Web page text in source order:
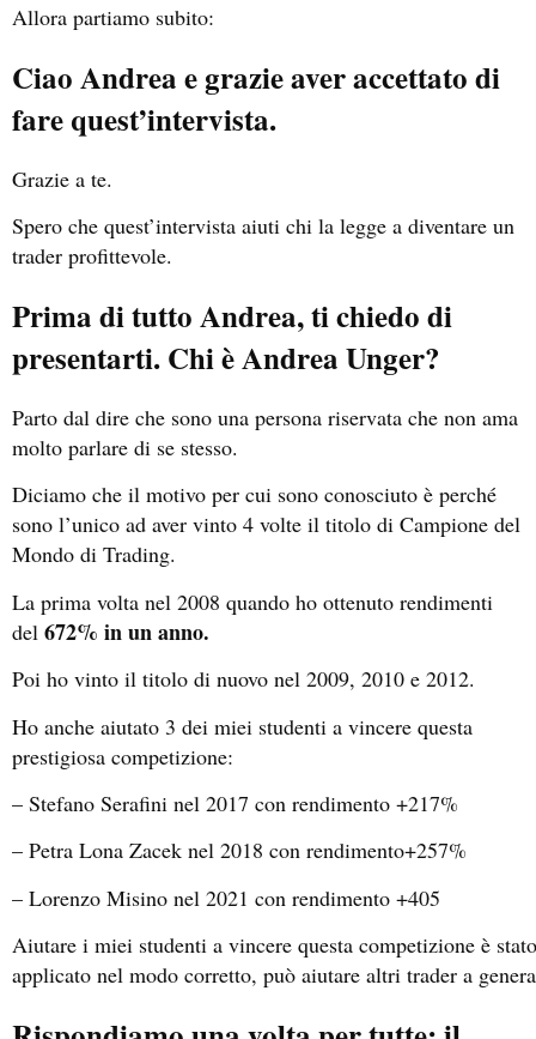
Allora partiamo subito:
Ciao Andrea e grazie aver accettato di
fare quest’intervista.
Grazie a te.
Spero che quest’intervista aiuti chi la legge a diventare un
trader profittevole.
Prima di tutto Andrea, ti chiedo di
presentarti. Chi è Andrea Unger?
Parto dal dire che sono una persona riservata che non ama
molto parlare di se stesso.
Diciamo che il motivo per cui sono conosciuto è perché
sono l’unico ad aver vinto 4 volte il titolo di Campione del
Mondo di Trading.
La prima volta nel 2008 quando ho ottenuto rendimenti
del 672% in un anno.
Poi ho vinto il titolo di nuovo nel 2009, 2010 e 2012.
Ho anche aiutato 3 dei miei studenti a vincere questa
prestigiosa competizione:
– Stefano Serafini nel 2017 con rendimento +217%
– Petra Lona Zacek nel 2018 con rendimento+257%
– Lorenzo Misino nel 2021 con rendimento +405
Aiutare i miei studenti a vincere questa competizione è
applicato nel modo corretto, può aiutare altri trader a